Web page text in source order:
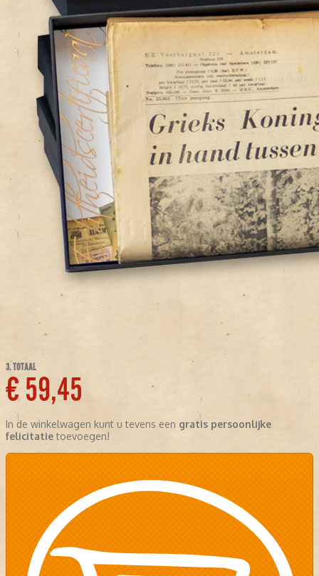
3. TOTAAL
€ 59,45
In de winkelwagen kunt u tevens een gratis persoonlijke
felicitatietoevoegen!